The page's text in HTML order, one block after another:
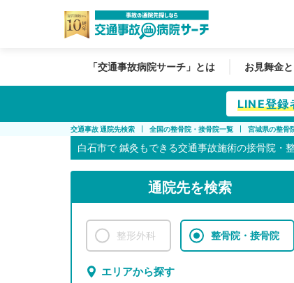
「交通事故病院サーチ」とは お見舞金
LINE登録
交通事故 通院先検索 全国の整骨院・接骨院一覧 宮城県の整骨
白石市で 鍼灸もできる交通事故施術の接骨院・
通院先を検索
整形外科 整骨院・接骨院
エリアから探す